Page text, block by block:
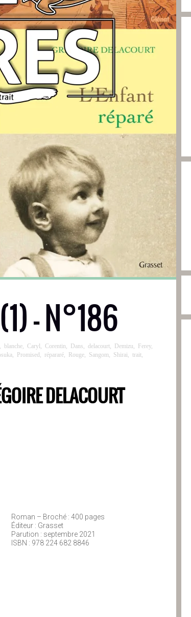
– N°186
blanche Caryl Corentin Dans delacourt Demizu Ferey,
Promised répararé Rouge Sangom Shirai trait
DELACOURT
Roman – Broché : 400 pages
Éditeur : Grasset
Parution : septembre 2021
ISBN : 978 224 682 8846